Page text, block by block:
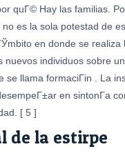
quГ© Hay las familias.
no es la sola potestad de
en donde se realiza
nuevos individuos sobre
se llama formaciГіn . La
en sintonГ­a
[ 5 ]
de la estirpe